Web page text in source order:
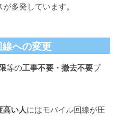
が多発しています。
への変更
等の工事不要・撤去不要プ
高い人にはモバイル回線が圧